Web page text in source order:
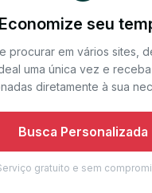
Economize seu
procurar em vários sites,
uma única vez e
diretamente à sua
Busca Personalizada
gratuito e sem